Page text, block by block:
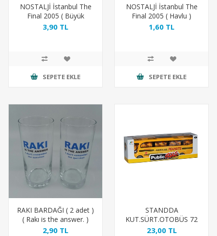
NOSTALJİ İstanbul The
Final 2005 ( Büyük
Bardak , Havlu , 4
3,90 TL
SEPETE EKLE
NOSTALJİ İstanbul The
Final 2005 ( Havlu )
1,60 TL
SEPETE EKLE
RAKI BARDAĞI ( 2 adet )
( Rakı is the answer. )
2,90 TL
STANDDA
KUT.SÜRT.OTOBÜS 72
23,00 TL